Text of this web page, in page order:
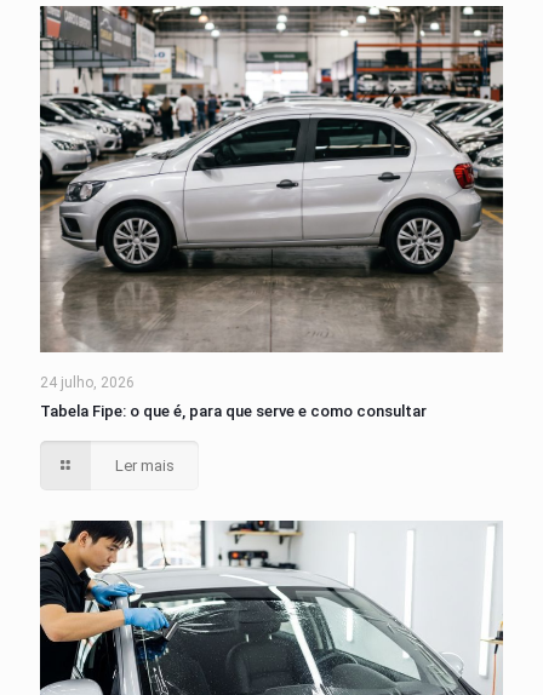
24 julho, 2026
Tabela Fipe: o que é, para que serve e como consultar
Ler mais